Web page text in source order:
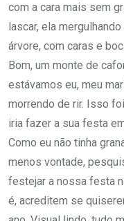
com a cara mais sem
lascar, ela
árvore, com caras e
Bom, um monte de
estávamos eu, meu
morrendo de rir. Isso
iria fazer a sua festa
Como eu não tinha
menos vontade,
festejar a nossa festa
é, acreditem se